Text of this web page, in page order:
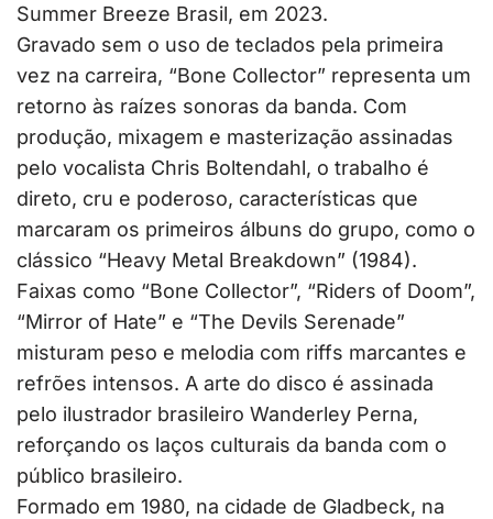
Summer Breeze Brasil, em 2023.
Gravado sem o uso de teclados pela primeira
vez na carreira, “Bone Collector” representa um
retorno às raízes sonoras da banda. Com
produção, mixagem e masterização assinadas
pelo vocalista Chris Boltendahl, o trabalho é
direto, cru e poderoso, características que
marcaram os primeiros álbuns do grupo, como o
clássico “Heavy Metal Breakdown” (1984).
Faixas como “Bone Collector”, “Riders of Doom”,
“Mirror of Hate” e “The Devils Serenade”
misturam peso e melodia com riffs marcantes e
refrões intensos. A arte do disco é assinada
pelo ilustrador brasileiro Wanderley Perna,
reforçando os laços culturais da banda com o
público brasileiro.
Formado em 1980, na cidade de Gladbeck, na